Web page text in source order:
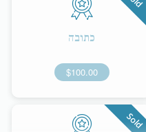
כתובה
$100.00
Sold